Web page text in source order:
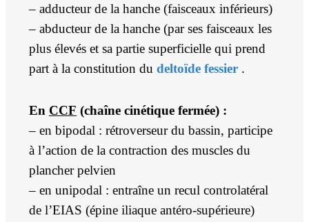
– adducteur de la hanche (faisceaux inférieurs)
– abducteur de la hanche (par ses faisceaux les
plus élevés et sa partie superficielle qui prend
part à la constitution du deltoïde fessier .
En CCF (chaîne cinétique fermée) :
– en bipodal : rétroverseur du bassin, participe
à l’action de la contraction des muscles du
plancher pelvien
– en unipodal : entraîne un recul controlatéral
de l’EIAS (épine iliaque antéro-supérieure)